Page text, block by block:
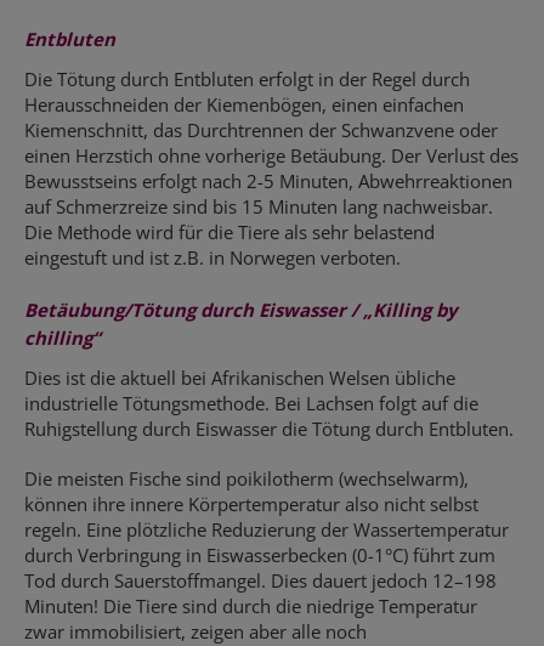
Entbluten
Die Tötung durch Entbluten erfolgt in der Regel durch
Herausschneiden der Kiemenbögen, einen einfachen
Kiemenschnitt, das Durchtrennen der Schwanzvene oder
einen Herzstich ohne vorherige Betäubung. Der Verlust des
Bewusstseins erfolgt nach 2-5 Minuten, Abwehrreaktionen
auf Schmerzreize sind bis 15 Minuten lang nachweisbar.
Die Methode wird für die Tiere als sehr belastend
eingestuft und ist z.B. in Norwegen verboten.
Betäubung/Tötung durch Eiswasser / „Killing by
chilling“
Dies ist die aktuell bei Afrikanischen Welsen übliche
industrielle Tötungsmethode. Bei Lachsen folgt auf die
Ruhigstellung durch Eiswasser die Tötung durch Entbluten.
Die meisten Fische sind poikilotherm (wechselwarm),
können ihre innere Körpertemperatur also nicht selbst
regeln. Eine plötzliche Reduzierung der Wassertemperatur
durch Verbringung in Eiswasserbecken (0-1°C) führt zum
Tod durch Sauerstoffmangel. Dies dauert jedoch 12–198
Minuten! Die Tiere sind durch die niedrige Temperatur
zwar immobilisiert, zeigen aber alle noch